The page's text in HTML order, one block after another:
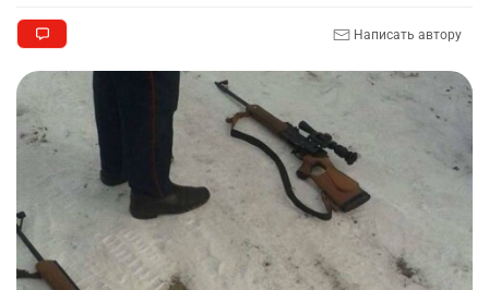
Написать автору